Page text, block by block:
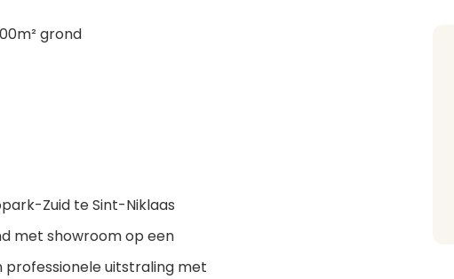
grond
Zuid te Sint-Niklaas
met showroom op een
professionele uitstraling met